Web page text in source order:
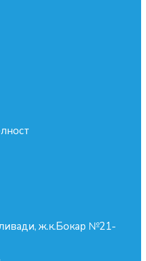
ж.к.Бокар №21-